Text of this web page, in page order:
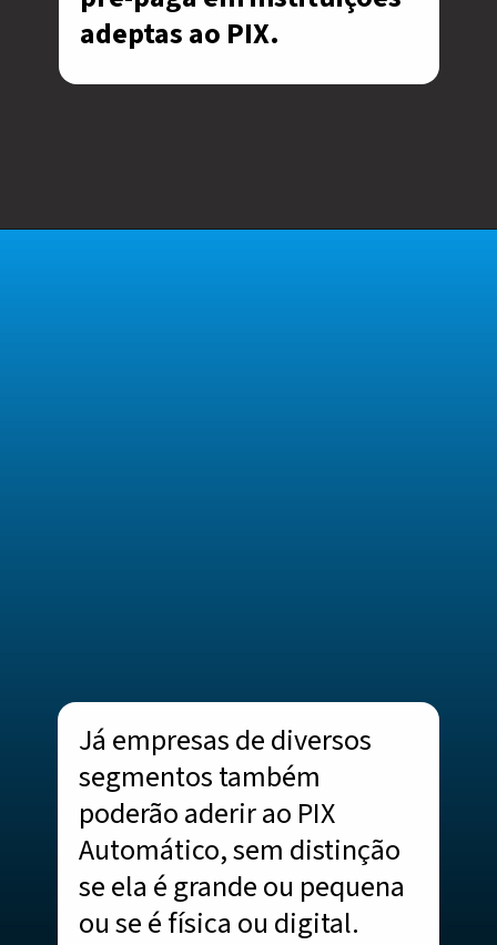
adeptas ao PIX.
Já empresas de diversos
segmentos também
poderão aderir ao PIX
Automático, sem distinção
se ela é grande ou pequena
ou se é física ou digital.